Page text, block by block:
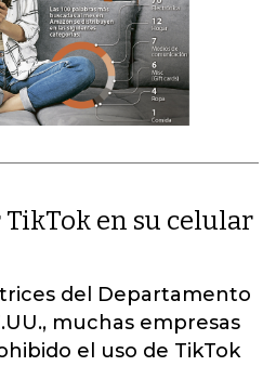
en su celular
del Departamento
muchas empresas
el uso de TikTok